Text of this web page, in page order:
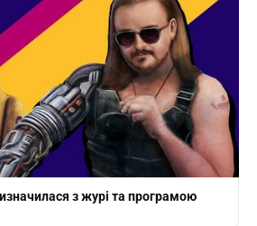
з журі та програмою